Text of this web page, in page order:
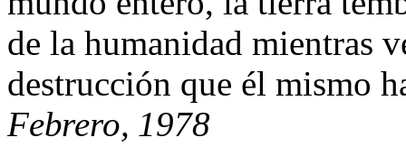
de la humanidad mientras
destrucción que él mismo
Febrero, 1978